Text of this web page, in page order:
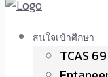
สนใจเข้าศึกษา
TCAS 69